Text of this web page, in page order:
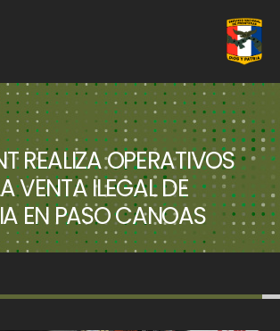
REALIZA OPERATIVOS
VENTA ILEGAL DE
EN PASO CANOAS